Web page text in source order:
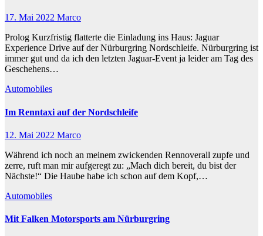
17. Mai 2022 Marco
Prolog Kurzfristig flatterte die Einladung ins Haus: Jaguar
Experience Drive auf der Nürburgring Nordschleife. Nürburgring ist
immer gut und da ich den letzten Jaguar-Event ja leider am Tag des
Geschehens…
Automobiles
Im Renntaxi auf der Nordschleife
12. Mai 2022 Marco
Während ich noch an meinem zwickenden Rennoverall zupfe und
zerre, ruft man mir aufgeregt zu: „Mach dich bereit, du bist der
Nächste!“ Die Haube habe ich schon auf dem Kopf,…
Automobiles
Mit Falken Motorsports am Nürburgring